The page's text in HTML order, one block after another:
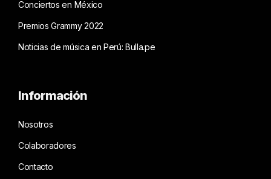
Conciertos en México
Premios Grammy 2022
Noticias de música en Perú: Bulla.pe
Información
Nosotros
Colaboradores
Contacto